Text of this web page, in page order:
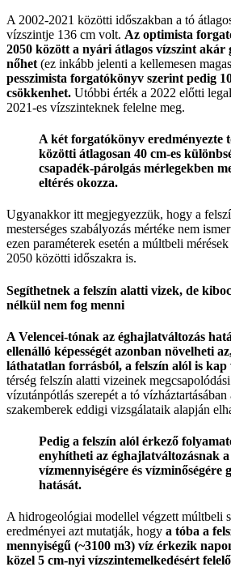
A 2002-2021 közötti időszakban a tó
vízszintje 136 cm volt. Az optimista
2050 között a nyári átlagos vízszint akár
nőhet (ez inkább jelenti a kellemesen
pesszimista forgatókönyv szerint pedig
csökkenhet. Utóbbi érték a 2022 előtti
2021-es vízszinteknek felelne meg.
A két forgatókönyv eredményezte
közötti átlagosan 40 cm-es
csapadék-párolgás mérlegekben
eltérés okozza.
Ugyanakkor itt megjegyezzük, hogy a
mesterséges szabályozás mértéke nem
ezen paraméterek esetén a múltbeli
2050 közötti időszakra is.
Segíthetnek a felszín alatti vizek, de
nélkül nem fog menni
A Velencei-tónak az éghajlatváltozás
ellenálló képességét azonban növelheti
láthatatlan forrásból, a felszín alól is kap
térség felszín alatti vizeinek
vízutánpótlás szerepét a tó
szakemberek eddigi vizsgálataik alapján
Pedig a felszín alól érkező
enyhítheti az éghajlatváltozásnak
vízmennyiségére és vízminőségére
hatását.
A hidrogeológiai modellel végzett múltbeli
eredményei azt mutatják, hogy a tóba a
mennyiségű (~3100 m3) víz érkezik
közel 5 cm-nyi vízszintemelkedésért